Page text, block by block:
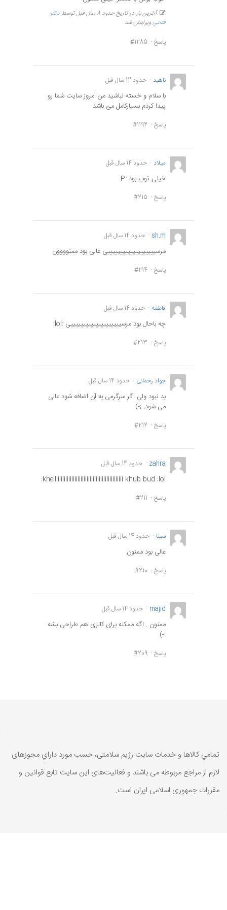
آخرین بار در تاریخ حدود 8 سال قبل توسط
دکتر
فتحیویرایش شد
پاسخ #1285
ناهيد حدود 12 سال قبل
با سلام و خسته نباشيد من امروز سايت شما رو
پيدا كردم بسياركامل مئ باشد
پاسخ #1192
میلاد حدود 14 سال قبل
خیلی توپ بود :P
پاسخ #215
sh.m حدود 14 سال قبل
مرسیییییییییییییییییییی عالی بود ممنوووون
پاسخ #214
فاطمه حدود 14 سال قبل
چه باحال بود مرسییییییییییییییییییییی :lol:
پاسخ #213
جواد رحمانی حدود 14 سال قبل
بد نبود ولی اگر سرگرمی به آن اضافه شود عالی
می شود. ;-)
پاسخ #212
zahra حدود 14 سال قبل
kheiliiiiiiiiiiiiiiiiiiiiiiiiiiiiiiiiiiiiiiiiiiii khub bud :lol:
پاسخ #211
سینا حدود 14 سال قبل
عالی بود ممنون.
پاسخ #210
majid حدود 14 سال قبل
ممنون . اگه ممکنه برای کالری هم طراحی بشه
:-)
پاسخ #209
تمامي كالاها و خدمات سایت رژیم سلامتی، حسب مورد داراي مجوزهای
لازم از مراجع مربوطه می باشند و فعاليت‌های اين سايت تابع قوانين و
مقررات جمهوری اسلامی ايران است.